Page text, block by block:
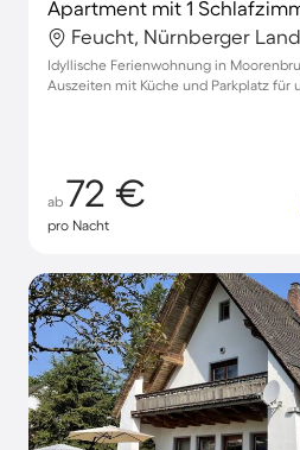
Apartment mit 1
Feucht, Nürnberger
Idyllische Ferienwohnung in
Auszeiten mit Küche und Parkplatz für
ab 72 €
pro Nacht